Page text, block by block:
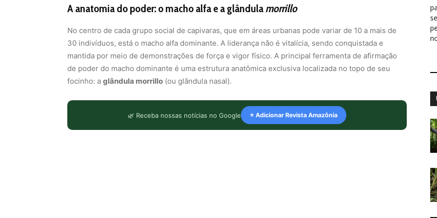
A anatomia do poder: o macho alfa e a glândulamorrillo
No centro de cada grupo social de capivaras, que em áreas urbanas pode variar de 10 a mais de
30 indivíduos, está o macho alfa dominante. A liderança não é vitalícia, sendo conquistada e
mantida por meio de demonstrações de força e vigor físico. A principal ferramenta de afirmação
de poder do macho dominante é uma estrutura anatômica exclusiva localizada no topo de seu
focinho: a glândula morrillo (ou glândula nasal).
🌿 Receba nossas notícias no Google ⭐ Adicionar Revista Amazônia